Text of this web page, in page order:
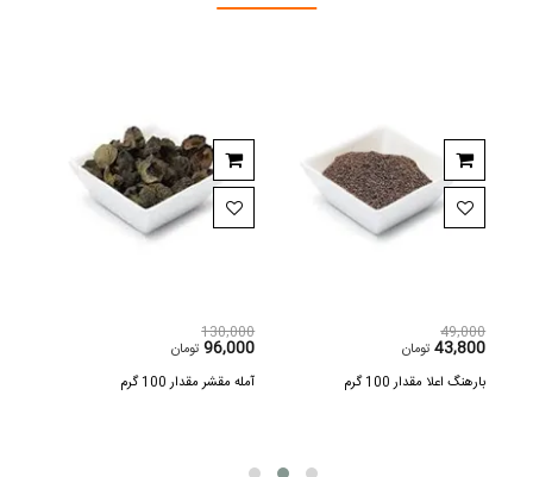
130,000
96,000 تومان
آمله مقشر مقدار 100 گرم
49,000
43,800 تومان
بارهنگ اعلا مقدار 100 گرم